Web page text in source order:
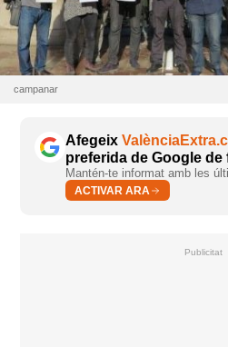
campanar
Afegeix
preferida de Google de
Mantén-te informat amb les
ACTIVAR ARA